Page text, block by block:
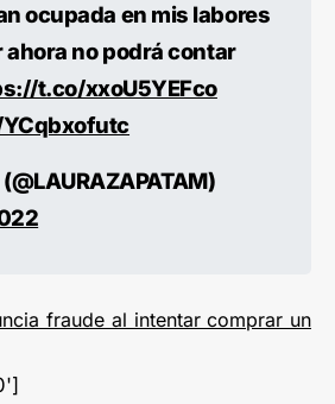
ocupada en mis labores
no podrá contar
t.co/xxoU5YEFco
fraude al intentar comprar un